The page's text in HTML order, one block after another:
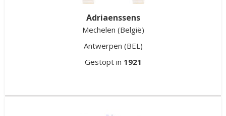
Adriaenssens
Mechelen (België)
Antwerpen (BEL)
Gestopt in 1921